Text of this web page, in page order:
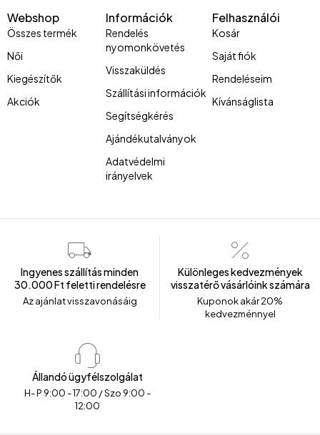
Webshop
Összes termék
Női
Kiegészítők
Akciók
Információk
Rendelés
nyomonkövetés
Visszaküldés
Szállítási információk
Segítségkérés
Ajándékutalványok
Adatvédelmi
irányelvek
Felhasználói
Kosár
Saját fiók
Rendeléseim
Kívánságlista
Ingyenes szállítás minden
30.000 Ft feletti rendelésre
Az ajánlat visszavonásáig
Különleges kedvezmények
visszatérő vásárlóink számára
Kuponok akár 20%
kedvezménnyel
Állandó ügyfélszolgálat
H- P 9:00 - 17:00 / Szo 9:00 -
12:00